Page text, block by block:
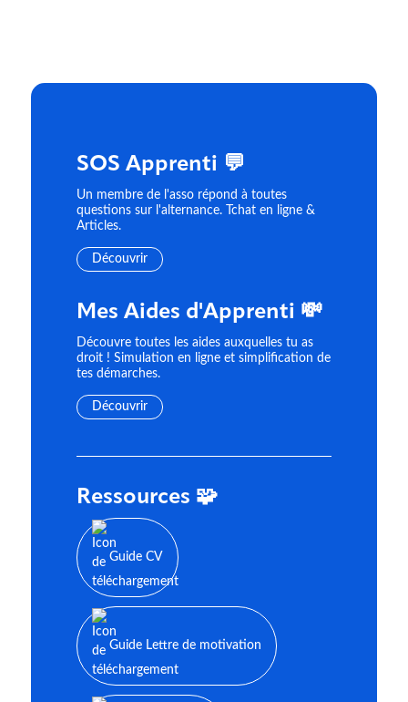
SOS Apprenti 💬
Un membre de l'asso répond à toutes
questions sur l'alternance. Tchat en ligne &
Articles.
Découvrir
Mes Aides d'Apprenti 💸
Découvre toutes les aides auxquelles tu as
droit ! Simulation en ligne et simplification de
tes démarches.
Découvrir
Ressources 🧩
Guide CV
Guide Lettre de motivation